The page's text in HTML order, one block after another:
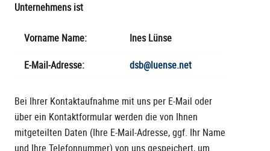
Unternehmens ist
Vorname Name: Ines Lünse
E-Mail-Adresse: dsb@luense.net
Bei Ihrer Kontaktaufnahme mit uns per E-Mail oder
über ein Kontaktformular werden die von Ihnen
mitgeteilten Daten (Ihre E-Mail-Adresse, ggf. Ihr Name
und Ihre Telefonnummer) von uns gespeichert, um